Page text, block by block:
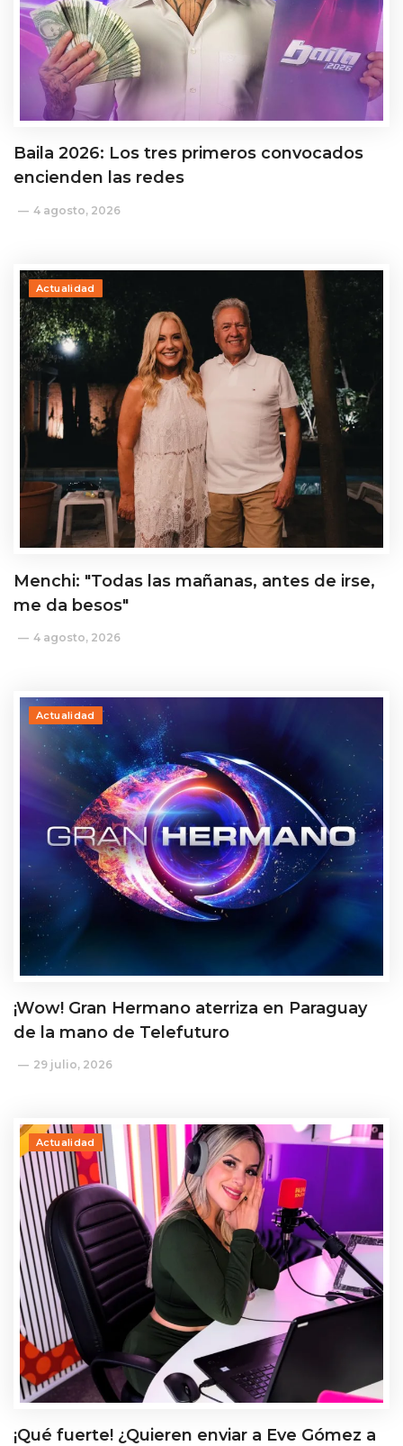
Baila 2026: Los tres primeros convocados
encienden las redes
4 agosto, 2026
Actualidad
Menchi: "Todas las mañanas, antes de irse,
me da besos"
4 agosto, 2026
Actualidad
¡Wow! Gran Hermano aterriza en Paraguay
de la mano de Telefuturo
29 julio, 2026
Actualidad
¡Qué fuerte! ¿Quieren enviar a Eve Gómez a